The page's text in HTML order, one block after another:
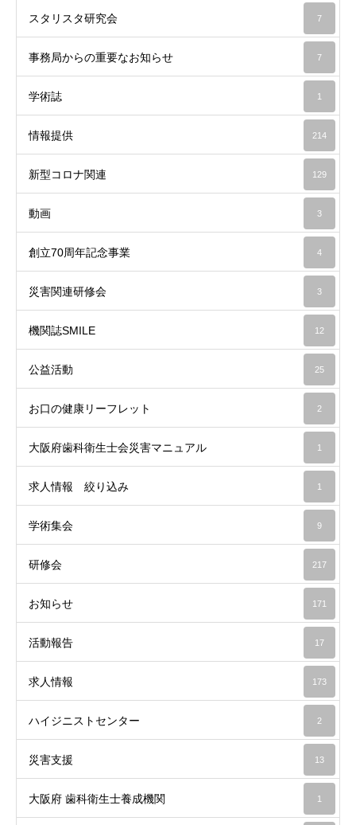
スタリスタ研究会 7
事務局からの重要なお知らせ 7
学術誌 1
情報提供 214
新型コロナ関連 129
動画 3
創立70周年記念事業 4
災害関連研修会 3
機関誌SMILE 12
公益活動 25
お口の健康リーフレット 2
大阪府歯科衛生士会災害マニュアル 1
求人情報 絞り込み 1
学術集会 9
研修会 217
お知らせ 171
活動報告 17
求人情報 173
ハイジニストセンター 2
災害支援 13
大阪府 歯科衛生士養成機関 1